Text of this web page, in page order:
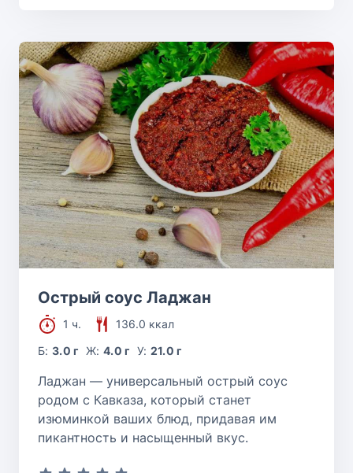
Острый соус Ладжан
1 ч.
136.0 ккал
Б:3.0 г Ж: 4.0 г У: 21.0 г
Ладжан — универсальный острый соус
родом с Кавказа, который станет
изюминкой ваших блюд, придавая им
пикантность и насыщенный вкус.